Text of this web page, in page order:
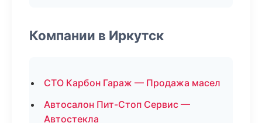
Компании в Иркутск
СТО Карбон Гараж — Продажа масел
Автосалон Пит-Стоп Сервис —
Автостекла